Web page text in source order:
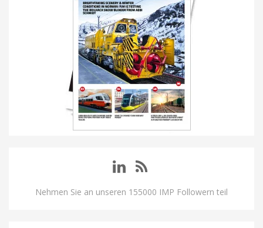
Nehmen Sie an unseren 155000 IMP Followern teil